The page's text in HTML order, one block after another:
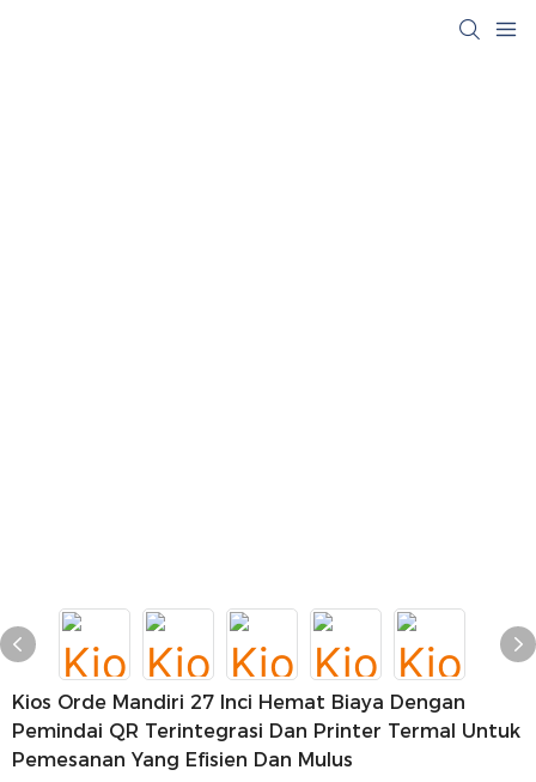
Kios Orde Mandiri 27 Inci Hemat Biaya Dengan
Pemindai QR Terintegrasi Dan Printer Termal Untuk
Pemesanan Yang Efisien Dan Mulus